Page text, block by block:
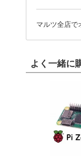
マルツ全店で
よく一緒に